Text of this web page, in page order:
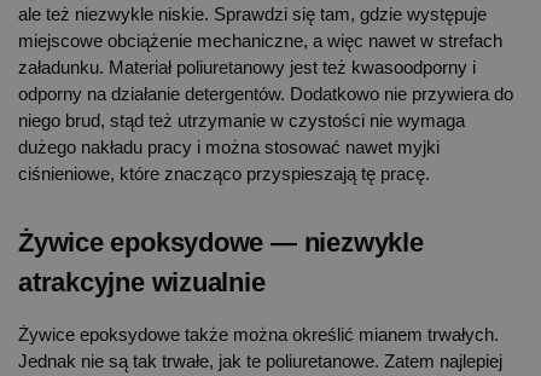
ale też niezwykle niskie. Sprawdzi się tam, gdzie występuje
miejscowe obciążenie mechaniczne, a więc nawet w strefach
załadunku. Materiał poliuretanowy jest też kwasoodporny i
odporny na działanie detergentów. Dodatkowo nie przywiera do
niego brud, stąd też utrzymanie w czystości nie wymaga
dużego nakładu pracy i można stosować nawet myjki
ciśnieniowe, które znacząco przyspieszają tę pracę.
Żywice epoksydowe — niezwykle
atrakcyjne wizualnie
Żywice epoksydowe także można określić mianem trwałych.
Jednak nie są tak trwałe, jak te poliuretanowe. Zatem najlepiej